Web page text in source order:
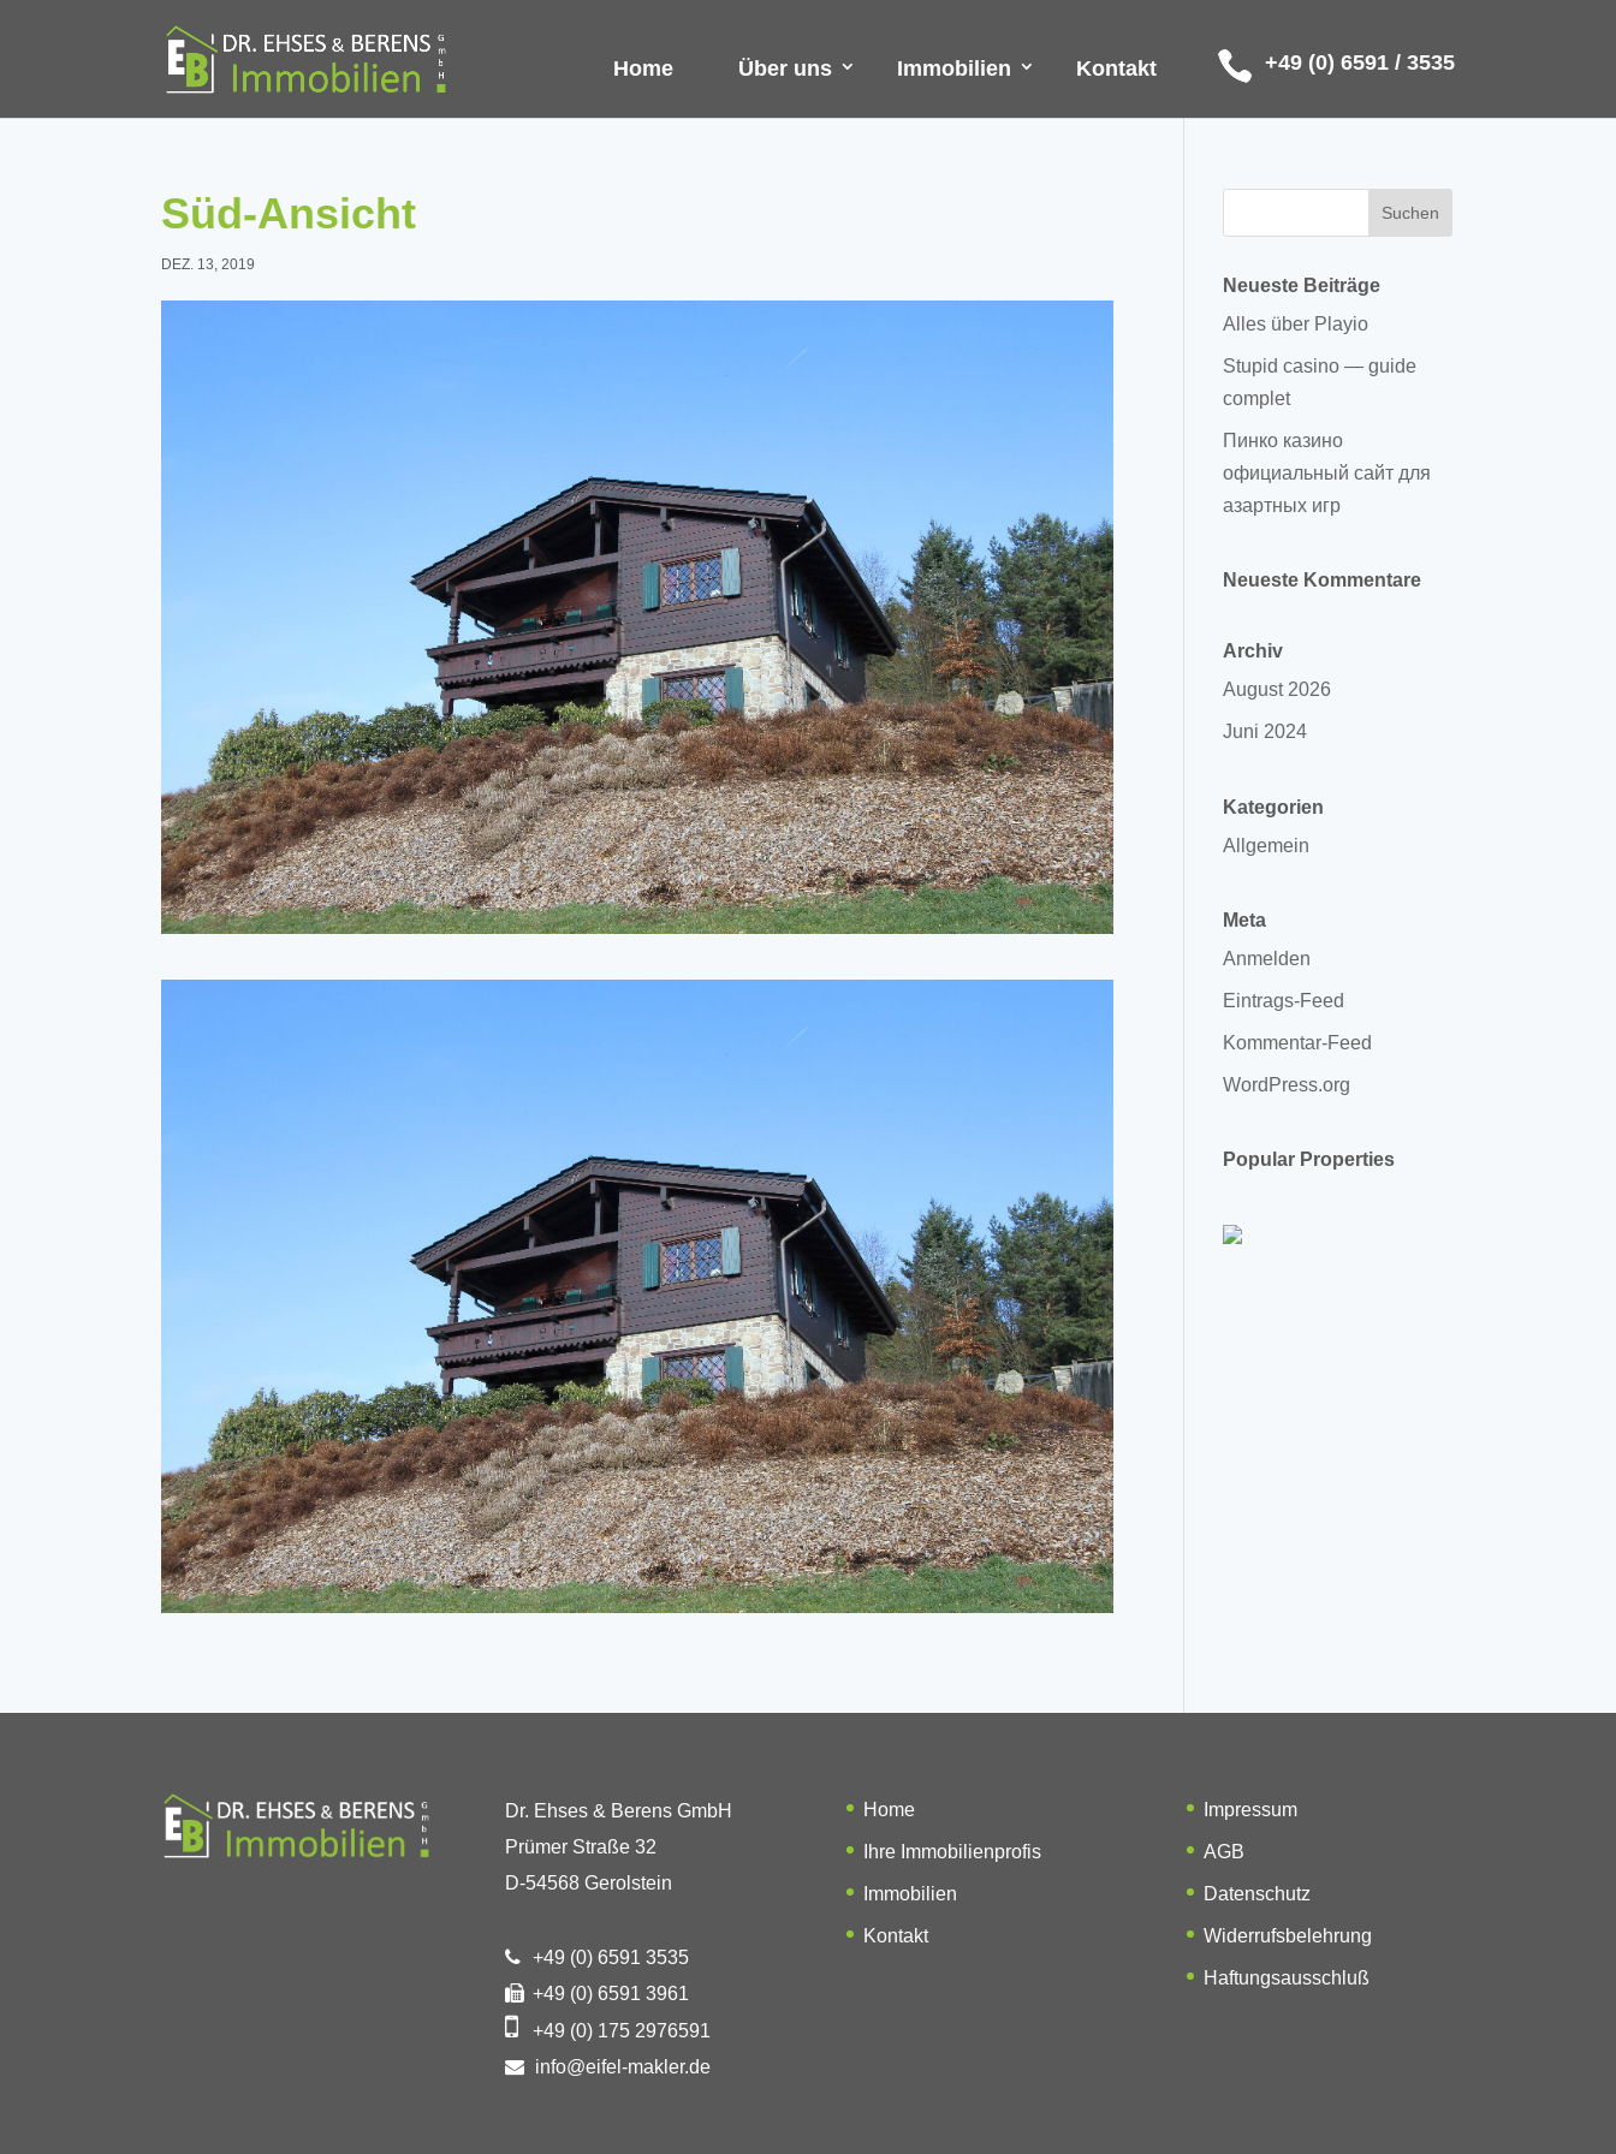
+49 (0) 6591 / 3535
Home Über uns Immobilien Kontakt
Süd-Ansicht
DEZ. 13, 2019
Neueste Beiträge
Alles über Playio
Stupid casino — guide
complet
Пинко казино
официальный сайт для
азартных игр
Neueste Kommentare
Archiv
August 2026
Juni 2024
Kategorien
Allgemein
Meta
Anmelden
Eintrags-Feed
Kommentar-Feed
WordPress.org
Popular Properties
Dr. Ehses & Berens GmbH
Prümer Straße 32
D-54568 Gerolstein
+49 (0) 6591 3535
+49 (0) 6591 3961
+49 (0) 175 2976591
info@eifel-makler.de
Home
Ihre Immobilienprofis
Immobilien
Kontakt
Impressum
AGB
Datenschutz
Widerrufsbelehrung
Haftungsausschluß